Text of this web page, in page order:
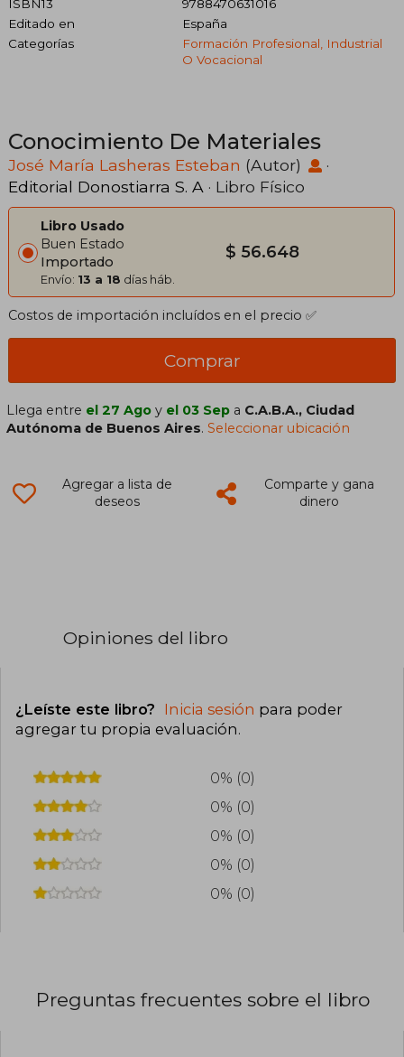
ISBN13
9788470631016
Editado en
España
Categorías
Formación Profesional, Industrial
O Vocacional
Conocimiento De Materiales
José María Lasheras Esteban (Autor)
·
Editorial Donostiarra S. A · Libro Físico
Libro Usado
Buen Estado
Importado
Envío: 13 a 18 días háb.
$ 56.648
Costos de importación incluídos en el precio ✅
Comprar
Llega entre el 27 Ago y el 03 Sep a C.A.B.A., Ciudad
Autónoma de Buenos Aires.Seleccionar ubicación
Agregar a lista de
deseos
Comparte y gana
dinero
Opiniones del libro
¿Leíste este libro? Inicia sesión para poder
agregar tu propia evaluación.
0% (0)
0% (0)
0% (0)
0% (0)
0% (0)
Preguntas frecuentes sobre el libro